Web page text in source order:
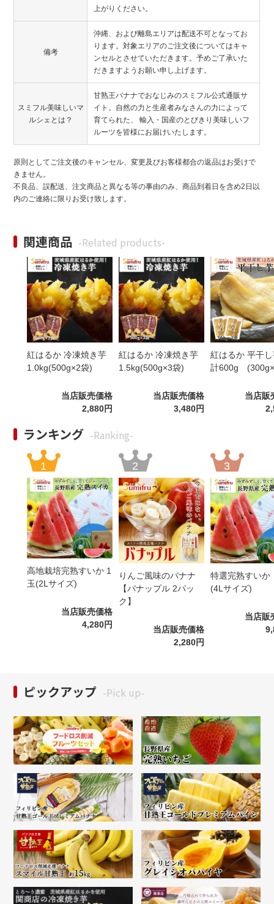
上がりください。
備考
沖縄、および離島エリアは配送不可となってお
ります。対象エリアのご注文後についてはキャ
ンセルとさせていただきます。予めご了承いた
だきますようお願い申し上げます。
スミフル美味しいマ
ルシェとは？
甘熟王バナナでおなじみのスミフル公式通販サ
イト。自然の力と生産者みなさんの力によって
育てられた、 輸入・国産のとびきり美味しいフ
ルーツを皆様にお届けいたします。
原則としてご注文後のキャンセル、変更及びお客様都合の返品はお受けで
きません。
不良品、誤配送、注文商品と異なる等の事由のみ、商品到着日を含め2日以
内のご連絡に限りお受け致します。
関連商品 -Related products-
紅はるか 冷凍焼き芋
1.0kg(500g×2袋)
当店販売価格
2,880円
紅はるか 冷凍焼き芋
1.5kg(500g×3袋)
当店販売価格
3,480円
紅はるか 平干
計600g
当店販
ランキング -Ranking-
高地栽培完熟すいか 1
玉(2Lサイズ)
当店販売価格
4,280円
りんご風味のバナナ
【バナップル 2パッ
ク】
当店販売価格
2,280円
特選完熟すい
(4Lサイズ)
当店販
ピックアップ -Pick up-